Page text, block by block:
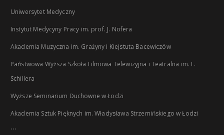
Uniwersytet Medyczny
Instytut Medycyny Pracy im. prof. J. Nofera
Akademia Muzyczna im. Grażyny i Kiejstuta Bacewiczów
Państwowa Wyższa Szkoła Filmowa Telewizyjna i Teatralna im. L.
Schillera
Wyższe Seminarium Duchowne w Łodzi
Akademia Sztuk Pięknych im. Władysława Strzemińskiego w Łodzi
...